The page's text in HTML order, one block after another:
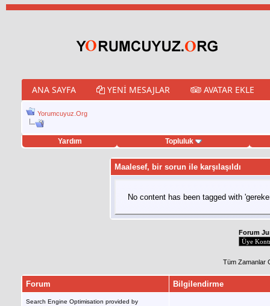
ANA SAYFA YENI MESAJLAR AVATAR EKLE
Yorumcuyuz.Org
Yardım Topluluk
Maalesef, bir sorun ile karşılaşıldı
No content has been tagged with
Forum
Tüm Zamanlar
Forum Bilgilendirme
Search Engine Optimisation provided by